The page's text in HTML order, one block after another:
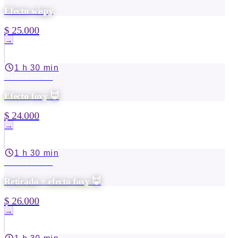
Efecto wispy
$ 25.000
→
1 h 30 min
Efecto foxy 🦊
$ 24.000
→
1 h 30 min
Retirado + efecto foxy 🦊
$ 26.000
→